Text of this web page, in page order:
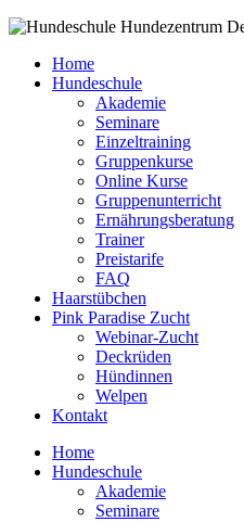
Home
Hundeschule
Akademie
Seminare
Einzeltraining
Gruppenkurse
Online Kurse
Gruppenunterricht
Ernährungsberatung
Trainer
Preistarife
FAQ
Haarstübchen
Pink Paradise Zucht
Webinar-Zucht
Deckrüden
Hündinnen
Welpen
Kontakt
Home
Hundeschule
Akademie
Seminare